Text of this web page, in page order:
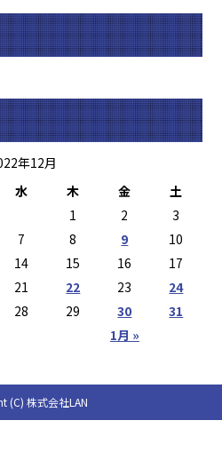
年12月
水 木 金 土
1月 »
1 2
3
7 8 9
10
14 15 16
17
21 22 23
24
28 29 30 31
(C) 株式会社LAN